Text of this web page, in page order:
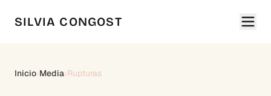
SILVIA CONGOST
Inicio›Media›Rupturas